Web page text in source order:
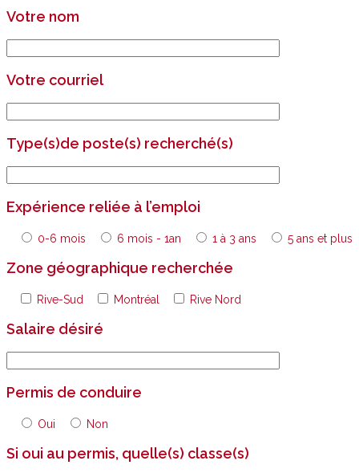
Votre nom
Votre courriel
Type(s)de poste(s) recherché(s)
Expérience reliée à l’emploi
0-6 mois 6 mois - 1an 1 à 3 ans 5 ans et plus
Zone géographique recherchée
Rive-Sud Montréal Rive Nord
Salaire désiré
Permis de conduire
Oui Non
Si oui au permis, quelle(s) classe(s)